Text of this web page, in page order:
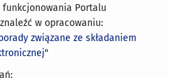
Portalu
w opracowaniu:
związane ze składaniem